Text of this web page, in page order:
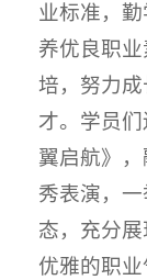
业标准，
养优良职
培，努力
才。学员
翼启航》
秀表演，
态，充分展
优雅的职业